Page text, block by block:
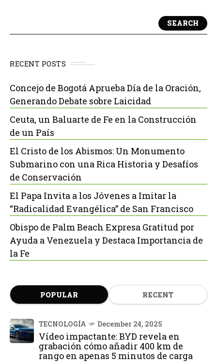
SEARCH
RECENT POSTS
Concejo de Bogotá Aprueba Día de la Oración,
Generando Debate sobre Laicidad
Ceuta, un Baluarte de Fe en la Construcción
de un País
El Cristo de los Abismos: Un Monumento
Submarino con una Rica Historia y Desafíos
de Conservación
El Papa Invita a los Jóvenes a Imitar la
“Radicalidad Evangélica” de San Francisco
Obispo de Palm Beach Expresa Gratitud por
Ayuda a Venezuela y Destaca Importancia de
la Fe
POPULAR RECENT
TECNOLOGÍA December 24, 2025
Vídeo impactante: BYD revela en
grabación cómo añadir 400 km de
rango en apenas 5 minutos de carga